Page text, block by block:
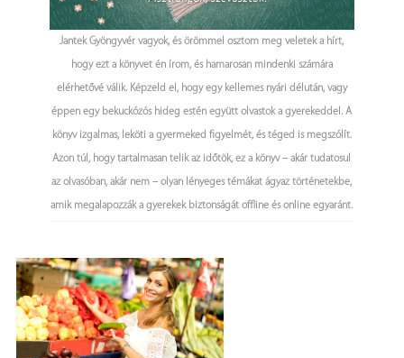
Jantek Gyöngyvér vagyok, és örömmel osztom meg veletek a hírt,
hogy ezt a könyvet én írom, és hamarosan mindenki számára
elérhetővé válik. Képzeld el, hogy egy kellemes nyári délután, vagy
éppen egy bekuckózós hideg estén együtt olvastok a gyerekeddel. A
könyv izgalmas, leköti a gyermeked figyelmét, és téged is megszólít.
Azon túl, hogy tartalmasan telik az időtök, ez a könyv – akár tudatosul
az olvasóban, akár nem – olyan lényeges témákat ágyaz történetekbe,
amik megalapozzák a gyerekek biztonságát offline és online egyaránt.